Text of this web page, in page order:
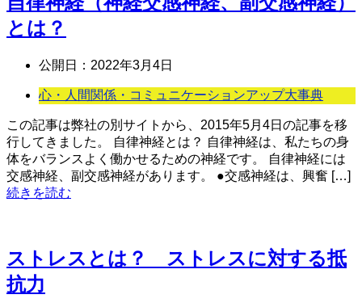
とは？
公開日： 2022年3月4日
心・人間関係・コミュニケーションアップ大事典
この記事は弊社の別サイトから、2015年5月4日の記事を移
行してきました。 自律神経とは？ 自律神経は、私たちの身
体をバランスよく働かせるための神経です。 自律神経には
交感神経、副交感神経があります。 ●交感神経は、興奮 […]
続きを読む
ストレスとは？ ストレスに対する抵
抗力